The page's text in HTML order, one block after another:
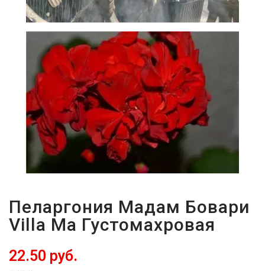
Пеларгония Мадам Бовари
Villa Ma Густомахровая
22.50 руб.